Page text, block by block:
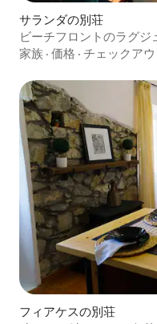
サランダの別荘
ビーチフロントのラグジ
デ
家族 · 価格 · チェックアウ
フィアケスの別荘